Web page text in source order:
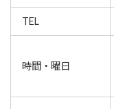
TEL
時間・曜日